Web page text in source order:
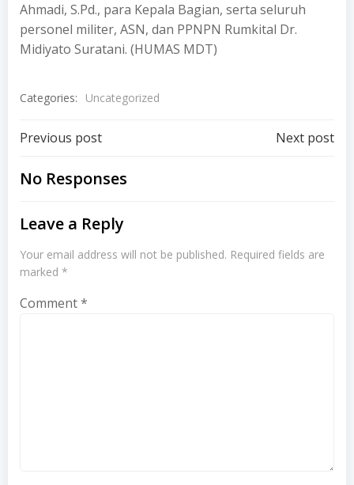
Ahmadi, S.Pd., para Kepala Bagian, serta seluruh
personel militer, ASN, dan PPNPN Rumkital Dr.
Midiyato Suratani. (HUMAS MDT)
Categories: Uncategorized
Post
navigation
Previous post Next post
No Responses
Leave a Reply
Your email address will not be published. Required fields are
marked *
Comment*